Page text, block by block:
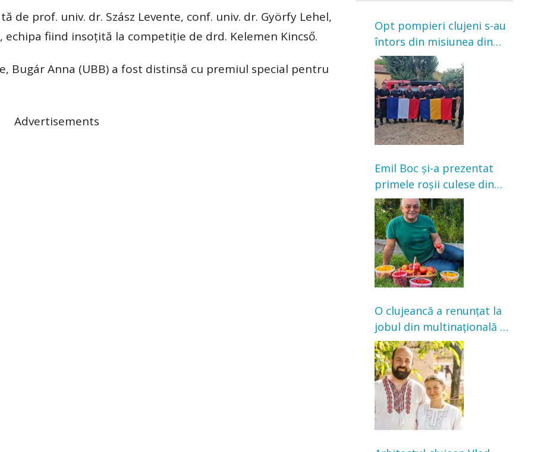
de prof. univ. dr. Szász Levente, conf. univ. dr. Györfy Lehel,
echipa fiind insoțită la competiție de drd. Kelemen Kincső.
Bugár Anna (UBB) a fost distinsă cu premiul special pentru
Advertisements
Opt pompieri clujeni s-au
întors din misiunea din
Franța. Au intervenit la
incendii de vegetație și
pădure
Emil Boc și-a prezentat
primele roșii culese din
grădină: „Niciun magazin
nu poate oferi această
satisfacție”
O clujeancă a renunțat la
jobul din multinațională și
s-a mutat la țară. Acum
cultivă legume în grădina
bunicilor